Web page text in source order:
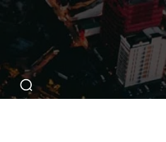
Matérias Nos Cinemas